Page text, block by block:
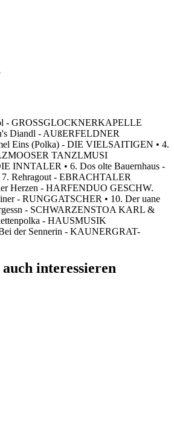
- GROSSGLOCKNERKAPELLE
Diandl - AUßERFELDNER
Eins (Polka) - DIE VIELSAITIGEN • 4.
TANZLMUSI
INNTALER • 6. Dos olte Bauernhaus -
Rehragout - EBRACHTALER
Herzen - HARFENDUO GESCHW.
- RUNGGATSCHER • 10. Der uane
- SCHWARZENSTOA KARL &
- HAUSMUSIK
der Sennerin - KAUNERGRAT-
interessieren